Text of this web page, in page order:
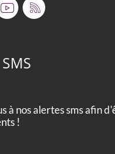
RSS
à nos alertes sms afin
!